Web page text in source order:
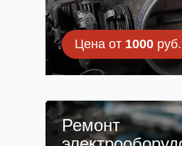
Цена от 1000руб.
Ремонт